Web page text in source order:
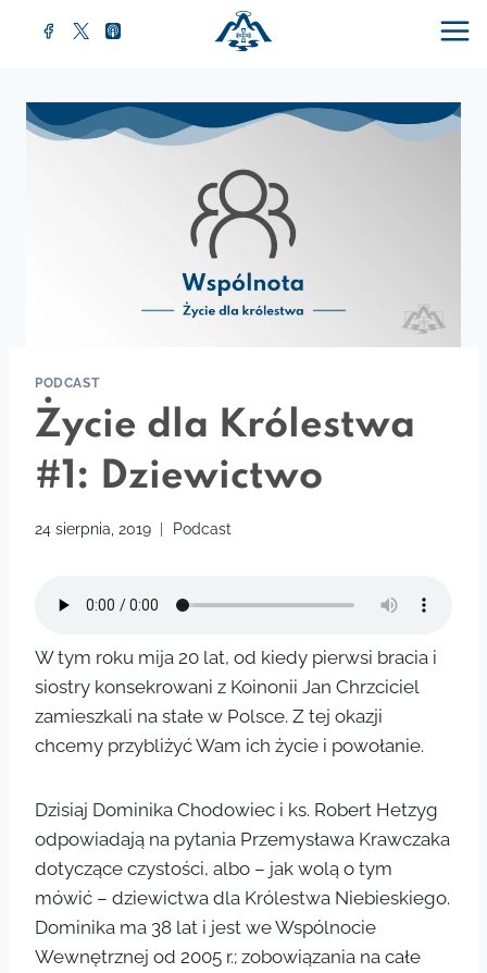
PODCAST
Życie dla Królestwa
#1: Dziewictwo
24 sierpnia, 2019 Podcast
W tym roku mija 20 lat, od kiedy pierwsi bracia i
siostry konsekrowani z Koinonii Jan Chrzciciel
zamieszkali na stałe w Polsce. Z tej okazji
chcemy przybliżyć Wam ich życie i powołanie.
Dzisiaj Dominika Chodowiec i ks. Robert Hetzyg
odpowiadają na pytania Przemysława Krawczaka
dotyczące czystości, albo – jak wolą o tym
mówić – dziewictwa dla Królestwa Niebieskiego.
Dominika ma 38 lat i jest we Wspólnocie
Wewnętrznej od 2005 r.; zobowiązania na całe